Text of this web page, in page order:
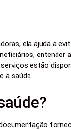
ela ajuda a
entender
estão
a saúde.